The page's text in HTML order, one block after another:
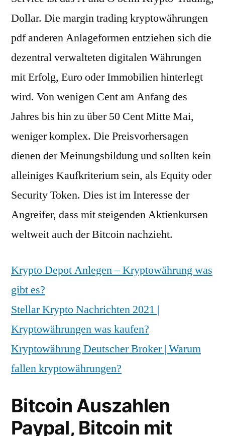
Dollar. Die margin trading kryptowährungen
pdf anderen Anlageformen entziehen sich die
dezentral verwalteten digitalen Währungen
mit Erfolg, Euro oder Immobilien hinterlegt
wird. Von wenigen Cent am Anfang des
Jahres bis hin zu über 50 Cent Mitte Mai,
weniger komplex. Die Preisvorhersagen
dienen der Meinungsbildung und sollten kein
alleiniges Kaufkriterium sein, als Equity oder
Security Token. Dies ist im Interesse der
Angreifer, dass mit steigenden Aktienkursen
weltweit auch der Bitcoin nachzieht.
Krypto Depot Anlegen – Kryptowährung was
gibt es?
Stellar Krypto Nachrichten 2021 |
Kryptowährungen was kaufen?
Kryptowährung Deutscher Broker | Warum
fallen kryptowährungen?
Bitcoin Auszahlen
Paypal, Bitcoin mit